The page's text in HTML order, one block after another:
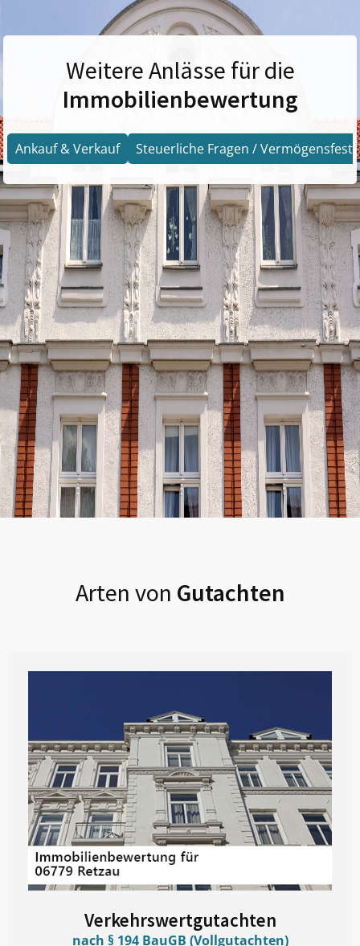
Weitere Anlässe für die
Immobilienbewertung
Ankauf & Verkauf Steuerliche Fragen /
Arten von Gutachten
Verkehrswertgutachten
nach § 194 BauGB (Vollgutachten)